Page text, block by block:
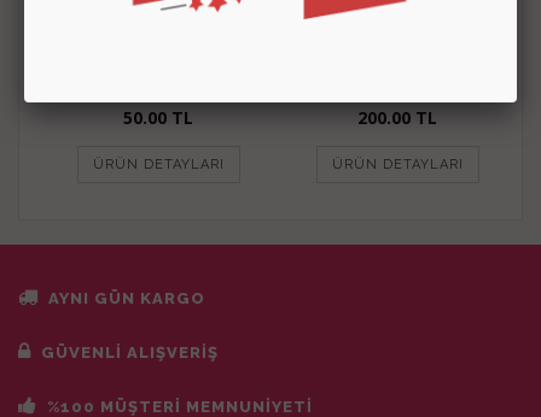
50.00 TL
ÜRÜN DETAYLARI
200.00 TL
ÜRÜN DETAYLARI
AYNI GÜN KARGO
GÜVENLİ ALIŞVERİŞ
%100 MÜŞTERİ MEMNUNİYETİ